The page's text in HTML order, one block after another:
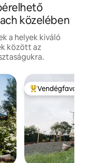
közelében
a helyek kiváló
között az
Kiemelt
Vendégfavorit